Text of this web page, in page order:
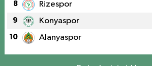
8 Rizespor
9 Konyaspor
10 Alanyaspor